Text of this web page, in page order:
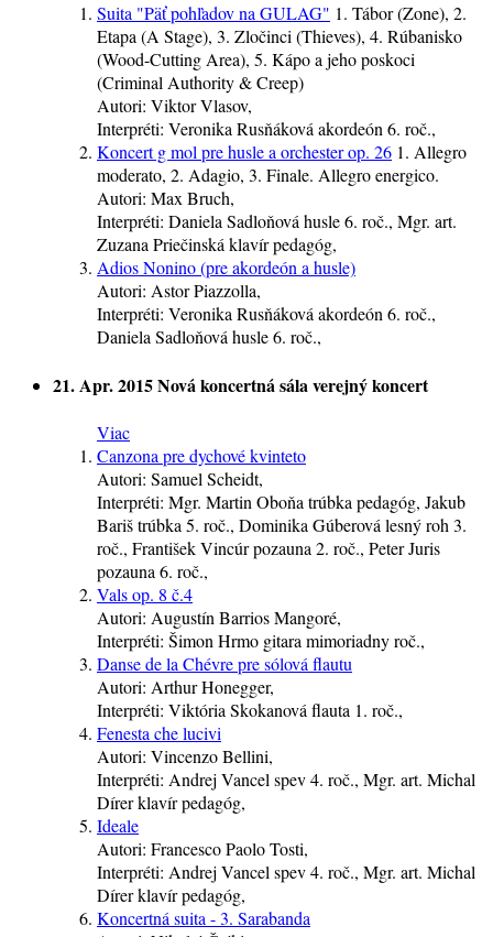
Suita "Päť pohľadov na GULAG" 1. Tábor (Zone), 2.
Etapa (A Stage), 3. Zločinci (Thieves), 4. Rúbanisko
(Wood-Cutting Area), 5. Kápo a jeho poskoci
(Criminal Authority & Creep)
Autori: Viktor Vlasov,
Interpréti: Veronika Rusňákováakordeón6. roč.,
Koncert g mol pre husle a orchester op. 26 1. Allegro
moderato, 2. Adagio, 3. Finale. Allegro energico.
Autori: Max Bruch,
Interpréti: Daniela Sadloňováhusle6. roč., Mgr. art.
Zuzana Priečinskáklavírpedagóg,
Adios Nonino (pre akordeón a husle)
Autori: Astor Piazzolla,
Interpréti: Veronika Rusňákováakordeón6. roč.,
Daniela Sadloňováhusle6. roč.,
21. Apr. 2015Nová koncertná sála verejný koncert
Viac
Canzona pre dychové kvinteto
Autori: Samuel Scheidt,
Interpréti: Mgr. Martin Oboňa trúbka pedagóg, Jakub
Barištrúbka 5. roč., Dominika Gúberová lesný roh 3.
roč., František Vincúrpozauna 2. roč., Peter Juris
pozauna 6. roč.,
Vals op. 8 č.4
Autori: Augustín Barrios Mangoré,
Interpréti: Šimon Hrmo gitara mimoriadny roč.,
Danse de la Chévre pre sólová flautu
Autori: Arthur Honegger,
Interpréti: Viktória Skokanová flauta 1. roč.,
Fenesta che lucivi
Autori: Vincenzo Bellini,
Interpréti: Andrej Vancel spev4. roč., Mgr. art. Michal
Dírerklavírpedagóg,
Ideale
Autori: Francesco Paolo Tosti,
Interpréti: Andrej Vancel spev4. roč., Mgr. art. Michal
Dírerklavírpedagóg,
Koncertná suita - 3. Sarabanda